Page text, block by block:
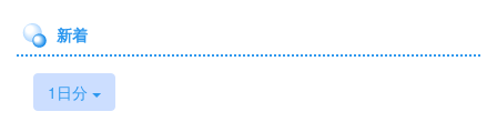
u
s
新着
1日分